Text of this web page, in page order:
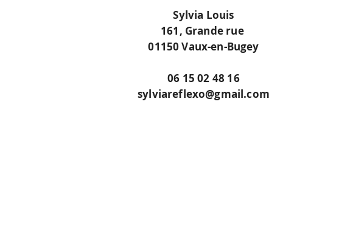
Sylvia Louis
161, Grande rue
01150 Vaux-en-Bugey
06 15 02 48 16
sylviareflexo@gmail.com